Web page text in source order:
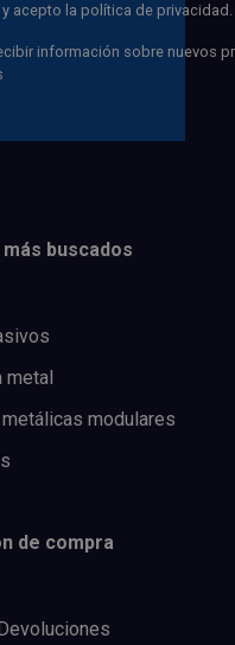
acepto la política de privacidad.
información sobre nuevos
buscados
metal
modulares
de compra